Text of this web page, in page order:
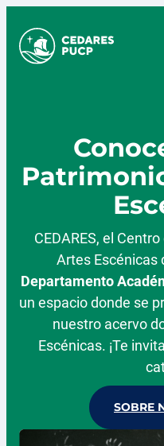
CEDARES, el
Artes Escénicas
Departamento
un espacio donde se
nuestro acervo
Escénicas. ¡Te
SOBRE